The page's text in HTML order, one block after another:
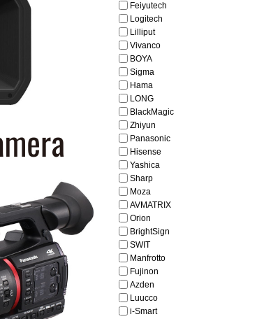
Feiyutech
Logitech
Lilliput
Vivanco
BOYA
Sigma
Hama
LONG
BlackMagic
Zhiyun
Panasonic
Hisense
Yashica
Sharp
Moza
AVMATRIX
Orion
BrightSign
SWIT
Manfrotto
Fujinon
Azden
Luucco
i-Smart